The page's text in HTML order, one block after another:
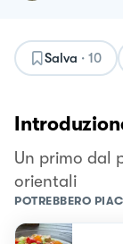
Salva · 10
Un primo dal
orientali
POTREBBERO